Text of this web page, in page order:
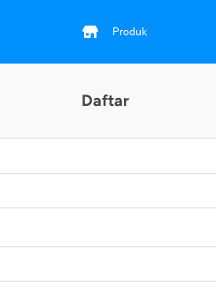
Produk
Daftar